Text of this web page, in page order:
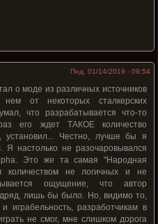
Пнд, 01/14/2019 - 09:54
о моде из различных источников
от некоторых сталкерских
что разрабатывается что-то
его ждет ТАКОЕ количество
установил... Честно, лучше бы я
Я настолько не разочаровывался
Это же та самая "Народная
не логичных и не
ощущение, что автор
лишь бы было. Но, видимо то,
разработчикам в
не смог, мне слишком дорога